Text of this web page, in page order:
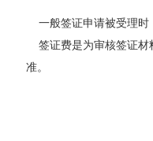
一般签证申请被受理时
签证费是为审核签证材
准。